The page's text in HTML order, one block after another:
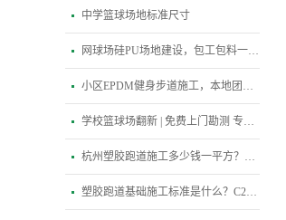
中学篮球场地标准尺寸
网球场硅PU场地建设，包工包料一站式专业解决方案
小区EPDM健身步道施工，本地团队3天快速进场
学校篮球场翻新 | 免费上门勘测 专属定制施工方案
杭州塑胶跑道施工多少钱一平方？2026最新报价
塑胶跑道基础施工标准是什么？C25混凝土基础养护多少天才能铺面层？